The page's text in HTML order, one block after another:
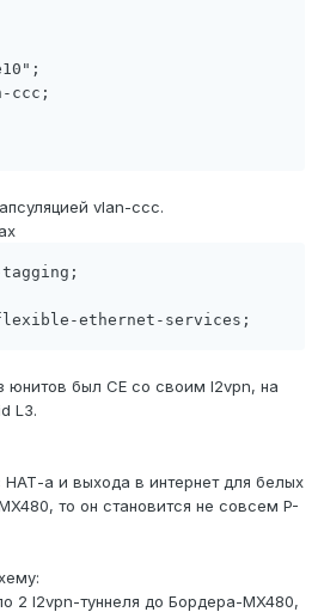
ccc;
vlan-ccc.
flexible-ethernet-services;
юнитов был CE со своим l2vpn, на
L3.
а и выхода в интернет для белых
то он становится не совсем P-
2 l2vpn-туннеля до Бордера-MX480,